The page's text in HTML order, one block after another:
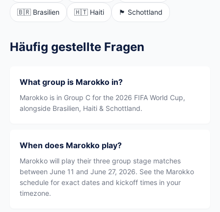
🇧🇷 Brasilien 🇭🇹 Haiti 🏴󠁧󠁢󠁳󠁣󠁴󠁿 Schottland
Häufig gestellte Fragen
What group is Marokko in?
Marokko is in Group C for the 2026 FIFA World Cup,
alongside Brasilien, Haiti & Schottland.
When does Marokko play?
Marokko will play their three group stage matches
between June 11 and June 27, 2026. See the Marokko
schedule for exact dates and kickoff times in your
timezone.